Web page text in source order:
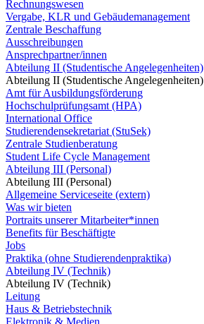
Rechnungswesen
Vergabe, KLR und Gebäudemanagement
Zentrale Beschaffung
Ausschreibungen
Ansprechpartner/innen
Abteilung II (Studentische Angelegenheiten)
Abteilung II (Studentische Angelegenheiten)
Amt für Ausbildungsförderung
Hochschulprüfungsamt (HPA)
International Office
Studierendensekretariat (StuSek)
Zentrale Studienberatung
Student Life Cycle Management
Abteilung III (Personal)
Abteilung III (Personal)
Allgemeine Serviceseite (extern)
Was wir bieten
Portraits unserer Mitarbeiter*innen
Benefits für Beschäftigte
Jobs
Praktika (ohne Studierendenpraktika)
Abteilung IV (Technik)
Abteilung IV (Technik)
Leitung
Haus & Betriebstechnik
Elektronik & Medien